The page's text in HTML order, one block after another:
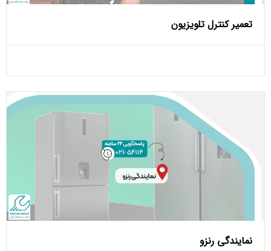
تعمیر کنترل تلویزیون
نمایندگی رنزو